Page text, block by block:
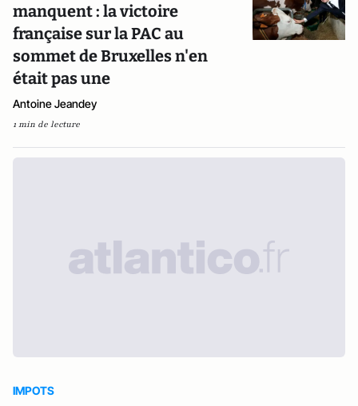
manquent : la victoire
française sur la PAC au
sommet de Bruxelles n'en
était pas une
Antoine Jeandey
1 min de lecture
IMPOTS